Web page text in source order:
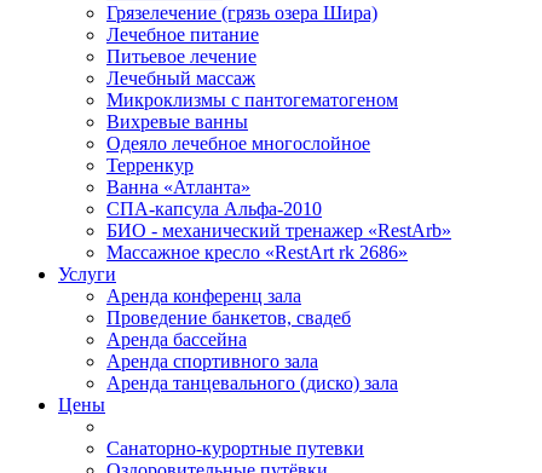
Грязелечение (грязь озера Шира)
Лечебное питание
Питьевое лечение
Лечебный массаж
Микроклизмы с пантогематогеном
Вихревые ванны
Одеяло лечебное многослойное
Терренкур
Ванна «Атланта»
СПА-капсула Альфа-2010
БИО - механический тренажер «RestArb»
Массажное кресло «RestArt rk 2686»
Услуги
Аренда конференц зала
Проведение банкетов, свадеб
Аренда бассейна
Аренда спортивного зала
Аренда танцевального (диско) зала
Цены
Санаторно-курортные путевки